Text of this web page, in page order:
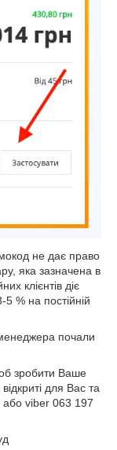
не дає право
яка зазначена в
клієнтів діє
% на постійній
почали
зробити Ваше
для Вас та
або viber 063 197